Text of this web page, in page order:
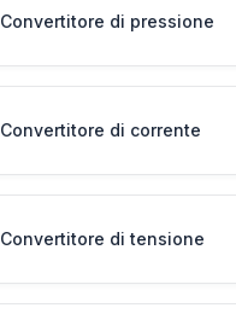
Convertitore di pressione
Convertitore di corrente
Convertitore di tensione